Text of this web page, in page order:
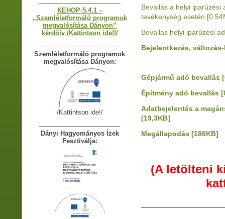
KEHOP-5.4.1 –
„Szemléletformáló programok
megvalósítása Dányon”
kérdőív /Kattintson ide!!/
Szemléletformáló programok
megvalósítása Dányon:
/Kattintson ide!/
Dányi Hagyományos Ízek
Fesztiválja:
Bevallás a helyi iparűzési
tevékenység esetén
Bevallás helyi iparűzési
Bejelentkezés,
Gépjármű adó bevallás
Építmény adó bevallás
Adatbejelentés a
[19,3KB]
Megállapodás [186KB]
(A letölteni